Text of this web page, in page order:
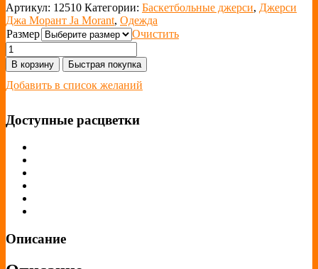
Артикул: 12510 Категории: Баскетбольные джерси, Джерси
Джа Морант Ja Morant, Одежда
Размер
Очистить
В корзину Быстрая покупка
Добавить в список желаний
Доступные расцветки
Описание